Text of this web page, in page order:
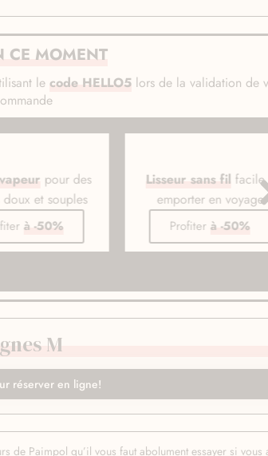
CE MOMENT
le code HELLO5lors de la validation de
pour des
doux et souples
à -50%
Lisseur sans fil facile
emporter en voyage
Profiterà -50%
M
réserver en ligne!
de Paimpol qu’il vous faut abolument essayer si vous